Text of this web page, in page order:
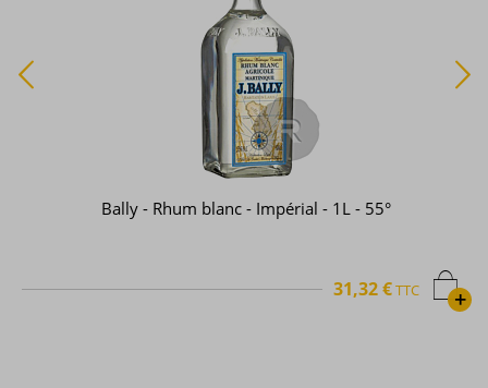
Bally - Rhum blanc - Impérial - 1L - 55°
+
31,32 €TTC